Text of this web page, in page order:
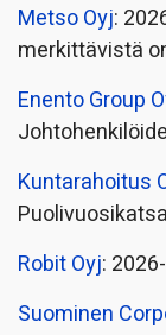
Metso Oyj:
merkittävistä
Enento Group
Kuntarahoitus
Robit Oyj:
Suominen